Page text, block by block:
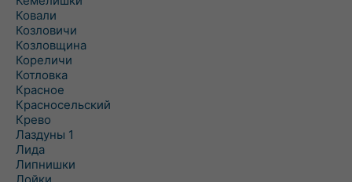
Ковали
Козловичи
Козловщина
Кореличи
Котловка
Красное
Красносельский
Крево
Лаздуны 1
Лида
Липнишки